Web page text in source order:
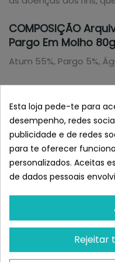
COMPOSIÇÃO
Pargo Em Molho
Atum 55%, Pargo 5%,
ADITIVOS
Amido modificado
0,20%, Goma xantana
COMPONENTES
Proteína: (min. 13%).
Fibra: (max. 0,5%).
Fornecer 1 a 2 latas
gato e dentro de uma
húmido e seco.
Deixar sempre água
Esta loja pede-te para
desempenho, redes
publicidade e de redes
para te oferecer
personalizados. Aceitas
de dados pessoais
Rejeitar